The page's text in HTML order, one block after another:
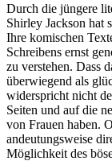
Durch die jüngere
Shirley Jackson hat
Ihre komischen
Schreibens ernst
zu verstehen. Dass
überwiegend als
widerspricht nicht
Seiten und auf die
von Frauen haben.
andeutungsweise
Möglichkeit des